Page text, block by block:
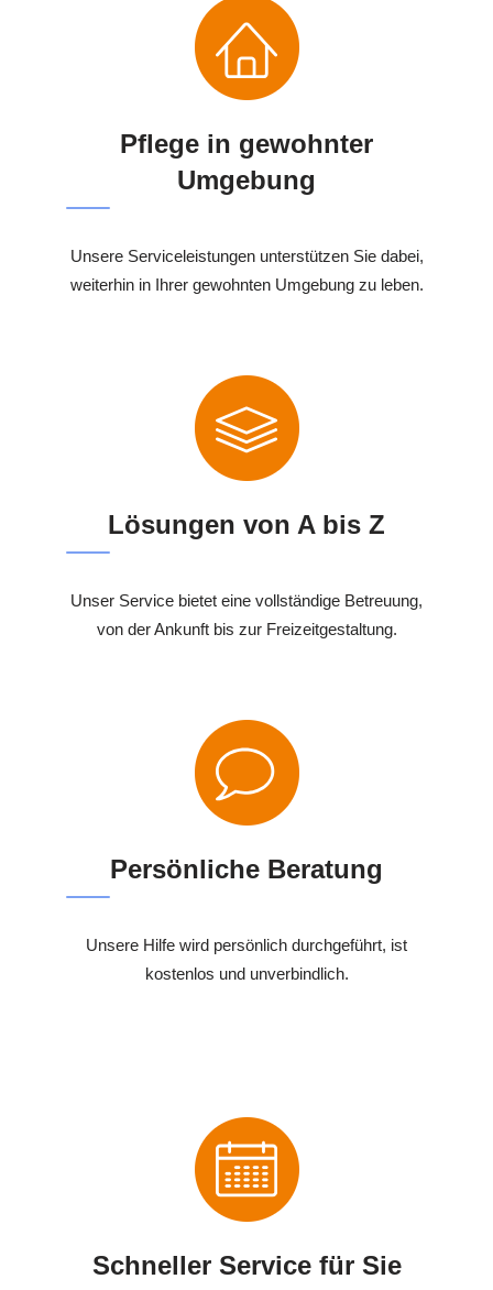
Pflege in gewohnter
Umgebung
Unsere Serviceleistungen unterstützen Sie dabei,
weiterhin in Ihrer gewohnten Umgebung zu leben.
Lösungen von A bis Z
Unser Service bietet eine vollständige Betreuung,
von der Ankunft bis zur Freizeitgestaltung.
Persönliche Beratung
Unsere Hilfe wird persönlich durchgeführt, ist
kostenlos und unverbindlich.
Schneller Service für Sie